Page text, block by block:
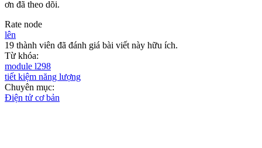
ơn đã theo dõi.
Rate node
lên
19 thành viên đã đánh giá bài viết này hữu ích.
Từ khóa:
module l298
tiết kiệm năng lượng
Chuyên mục:
Điện tử cơ bản